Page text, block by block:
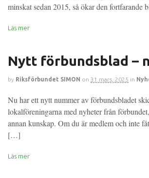
minskat sedan 2015, så ökar den
Läs mer
Nytt förbundsblad –
by Riksförbundet SIMON on 31 mars, 2025 in
Nu har ett nytt nummer av förbundsbladet
lokalföreningarna med nyheter från
annan kunskap. Om du är medlem och inte
[…]
Läs mer